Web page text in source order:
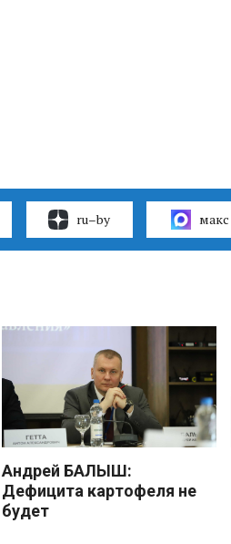
ru–by макс
Андрей БАЛЫШ:
Дефицита картофеля не
будет